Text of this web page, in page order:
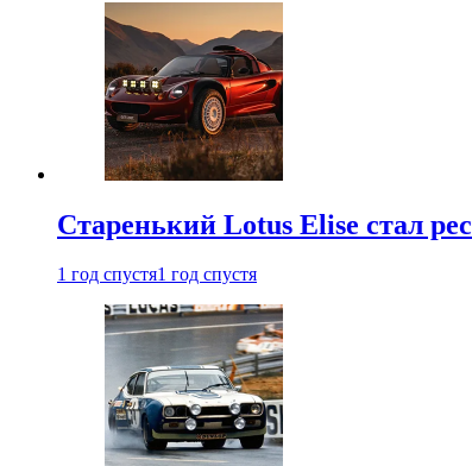
Старенький Lotus Elise стал
1 год спустя1 год спустя